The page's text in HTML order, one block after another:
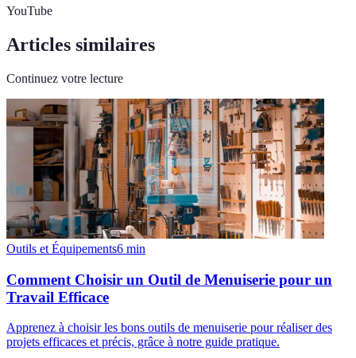
YouTube
Articles similaires
Continuez votre lecture
Outils et Équipements6 min
Comment Choisir un Outil de Menuiserie pour un
Travail Efficace
Apprenez à choisir les bons outils de menuiserie pour réaliser des
projets efficaces et précis, grâce à notre guide pratique.